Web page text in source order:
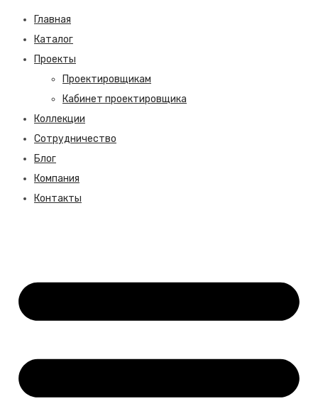
Главная
Каталог
Проекты
Проектировщикам
Кабинет проектировщика
Коллекции
Сотрудничество
Блог
Компания
Контакты